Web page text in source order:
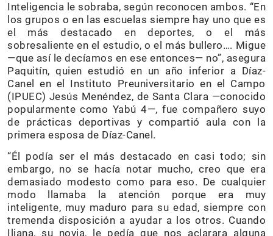
Inteligencia le sobraba, según reconocen ambos. “En
los grupos o en las escuelas siempre hay uno que es
el más destacado en deportes, o el más
sobresaliente en el estudio, o el más bullero…. Migue
—que así le decíamos en ese entonces— no”, asegura
Paquitín, quien estudió en un año inferior a Díaz-
Canel en el Instituto Preuniversitario en el Campo
(IPUEC) Jesús Menéndez, de Santa Clara —conocido
popularmente como Yabú 4—, fue compañero suyo
de prácticas deportivas y compartió aula con la
primera esposa de Díaz-Canel.
“Él podía ser el más destacado en casi todo; sin
embargo, no se hacía notar mucho, creo que era
demasiado modesto como para eso. De cualquier
modo llamaba la atención porque era muy
inteligente, muy maduro para su edad, siempre con
tremenda disposición a ayudar a los otros. Cuando
Iliana, su novia, le pedía que nos aclarara alguna